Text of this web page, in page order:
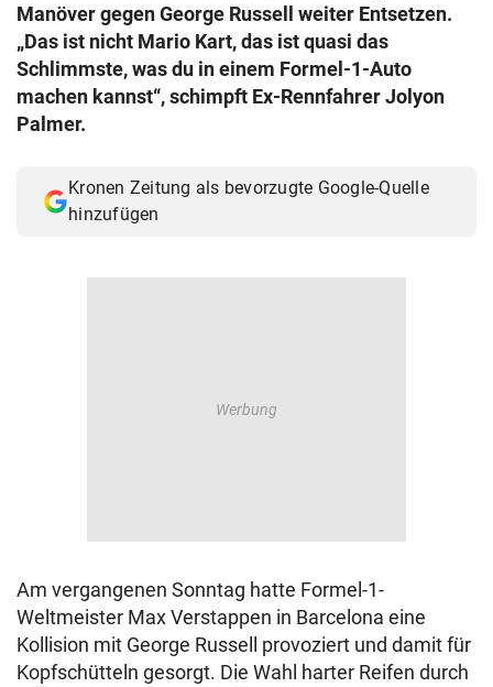
Manöver gegen George Russell weiter Entsetzen.
„Das ist nicht Mario Kart, das ist quasi das
Schlimmste, was du in einem Formel-1-Auto
machen kannst“, schimpft Ex-Rennfahrer Jolyon
Palmer.
Kronen Zeitung als bevorzugte Google-Quelle
hinzufügen
Am vergangenen Sonntag hatte Formel-1-
Weltmeister Max Verstappen in Barcelona eine
Kollision mit George Russell provoziert und damit für
Kopfschütteln gesorgt. Die Wahl harter Reifen durch